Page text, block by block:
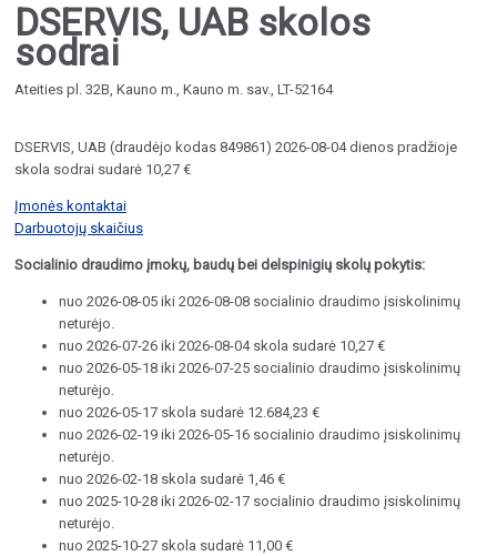
DSERVIS, UAB skolos
sodrai
Ateities pl. 32B, Kauno m., Kauno m. sav., LT-52164
DSERVIS, UAB (draudėjo kodas 849861) 2026-08-04 dienos pradžioje
skola sodrai sudarė 10,27 €
Įmonės kontaktai
Darbuotojų skaičius
Socialinio draudimo įmokų, baudų bei delspinigių skolų pokytis:
nuo 2026-08-05 iki 2026-08-08 socialinio draudimo įsiskolinimų
neturėjo.
nuo 2026-07-26 iki 2026-08-04 skola sudarė 10,27 €
nuo 2026-05-18 iki 2026-07-25 socialinio draudimo įsiskolinimų
neturėjo.
nuo 2026-05-17 skola sudarė 12.684,23 €
nuo 2026-02-19 iki 2026-05-16 socialinio draudimo įsiskolinimų
neturėjo.
nuo 2026-02-18 skola sudarė 1,46 €
nuo 2025-10-28 iki 2026-02-17 socialinio draudimo įsiskolinimų
neturėjo.
nuo 2025-10-27 skola sudarė 11,00 €